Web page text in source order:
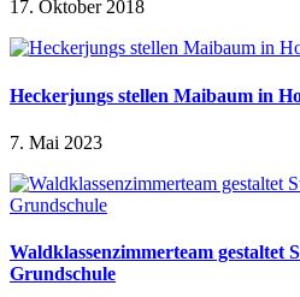
17. Oktober 2018
Heckerjungs stellen Maibaum in
7. Mai 2023
Waldklassenzimmerteam gestaltet
Grundschule